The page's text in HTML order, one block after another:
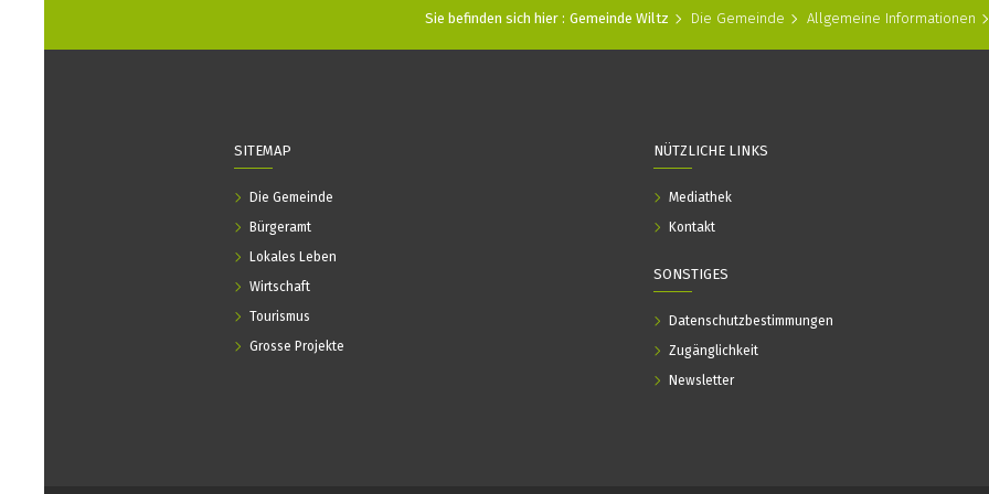
Sie befinden sich hier : Gemeinde Wiltz Die Gemeinde Allgemeine Informationen
SITEMAP
Die Gemeinde
Bürgeramt
Lokales Leben
Wirtschaft
Tourismus
Grosse Projekte
NÜTZLICHE LINKS
Mediathek
Kontakt
SONSTIGES
Datenschutzbestimmungen
Zugänglichkeit
Newsletter